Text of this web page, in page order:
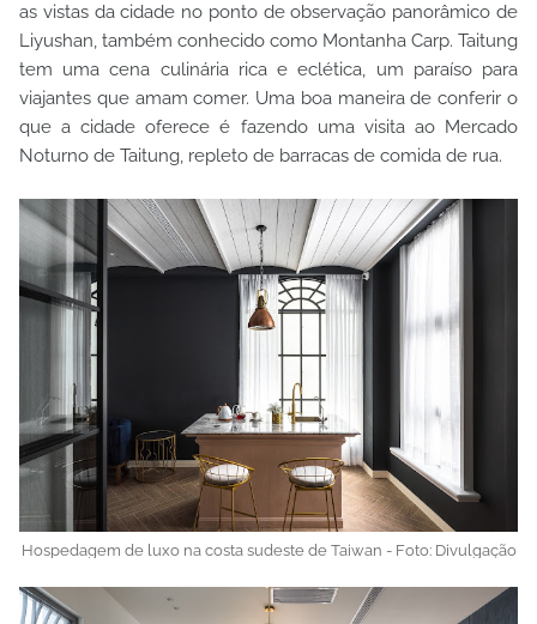
as vistas da cidade no ponto de observação panorâmico de
Liyushan, também conhecido como Montanha Carp. Taitung
tem uma cena culinária rica e eclética, um paraíso para
viajantes que amam comer. Uma boa maneira de conferir o
que a cidade oferece é fazendo uma visita ao Mercado
Noturno de Taitung, repleto de barracas de comida de rua.
Hospedagem de luxo na costa sudeste de Taiwan - Foto: Divulgação